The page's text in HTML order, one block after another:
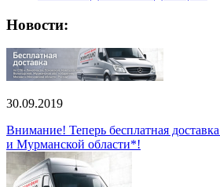
Новости:
30.09.2019
Внимание! Теперь бесплатная
и Мурманской области*!